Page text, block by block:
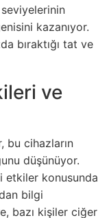
kazanıyor.
bıraktığı tat ve
ve
bu cihazların
düşünüyor.
etkiler konusunda
bilgi
bazı kişiler ciğer